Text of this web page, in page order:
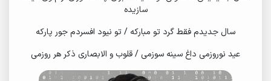
سازیده
سال جدیدم فقط گرد تو مبارکه / تو نیود افسردم جور پارکه
عید نوروزمی داغ سینه سوزمی / قلوب و الابصاری ذکر هر روزمی